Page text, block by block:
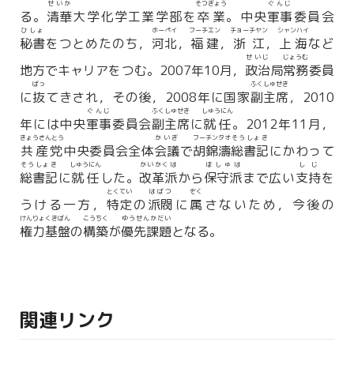
る。 清華
せいか
大学化学工業学部を 卒業
そつぎょう
。中央軍事
ぐんじ
委員会
秘書
ひしょ
をつとめたのち， 河北
ホーペイ
， 福建
フーチエン
， 浙江
チョーチヤン
， 上海
シャンハイ
など
地方でキャリアをつむ。2007年10月， 政治
せいじ
局常務
じょうむ
委員
に抜
ばっ
てきされ，その後，2008年に国家副主席
ふくしゅせき
，2010
年には中央軍事
ぐんじ
委員会副主席
ふくしゅせき
に就任
しゅうにん
。2012年11月，
共産党
きょうさんとう
中央委員会全体会議
かいぎ
で胡錦濤
フーチンタオ
総書記
そうしょき
にかわって
総書記
そうしょき
に就任
しゅうにん
した。 改革派
かいかくは
から保守派
ほしゅは
まで広い支持
しじ
を
うける一方， 特定
とくてい
の派閥
はばつ
に属
ぞく
さないため，今後の
権力基盤
けんりょくきばん
の構築
こうちく
が優先課題
ゆうせんかだい
となる。
関連リンク